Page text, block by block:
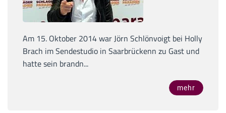
Am 15. Oktober 2014 war Jörn Schlönvoigt bei Holly
Brach im Sendestudio in Saarbrückenn zu Gast und
hatte sein brandn...
mehr